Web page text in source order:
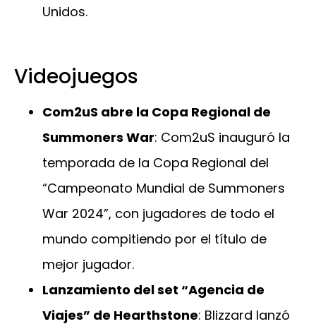
Unidos.
Videojuegos
Com2uS abre la Copa Regional de
Summoners War: Com2uS inauguró la
temporada de la Copa Regional del
“Campeonato Mundial de Summoners
War 2024”, con jugadores de todo el
mundo compitiendo por el título de
mejor jugador.
Lanzamiento del set “Agencia de
Viajes” de Hearthstone: Blizzard lanzó